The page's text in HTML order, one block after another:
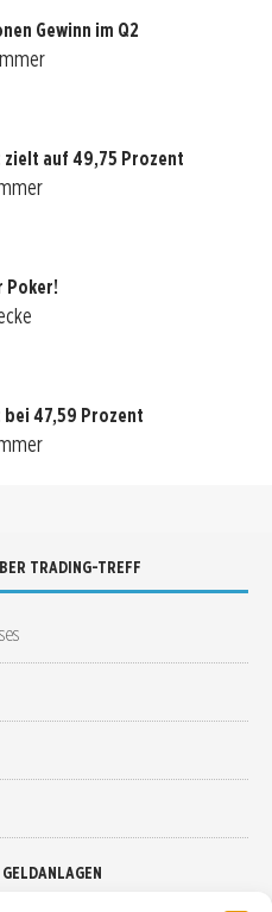
Gewinn im Q2
zielt auf 49,75 Prozent
Poker!
bei 47,59 Prozent
TRADING-TREFF